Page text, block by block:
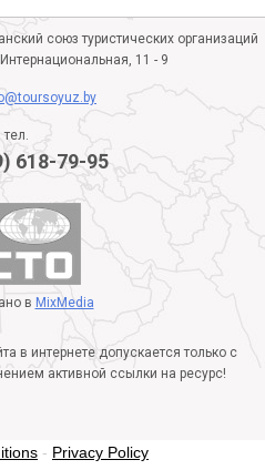
союз туристических организаций
11 - 9
тел.
618-79-95
в MixMedia
в интернете допускается только с
активной ссылки на ресурс!
- Privacy Policy